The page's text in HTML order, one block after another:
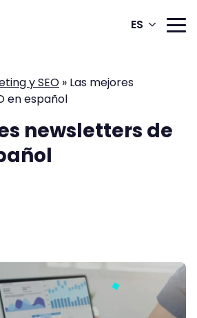
ES
y SEO » Las mejores
en español
newsletters de